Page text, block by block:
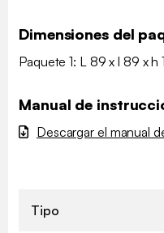
Dimensiones del
Paquete 1: L 89 x l 89 x h
Manual de
Descargar el manual
Tipo